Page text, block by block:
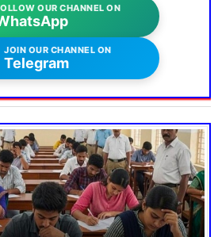
OUR CHANNEL ON
JOIN OUR CHANNEL ON
Telegram